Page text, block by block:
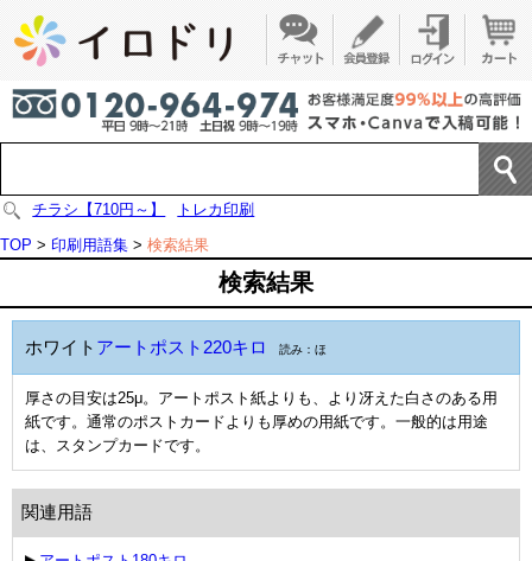
チラシ【710円～】
トレカ印刷
TOP > 印刷用語集 > 検索結果
検索結果
ホワイト アートポスト220キロ 読み：ほ
厚さの目安は25μ。アートポスト紙よりも、より冴えた白さのある用
紙です。通常のポストカードよりも厚めの用紙です。一般的は用途
は、スタンプカードです。
関連用語